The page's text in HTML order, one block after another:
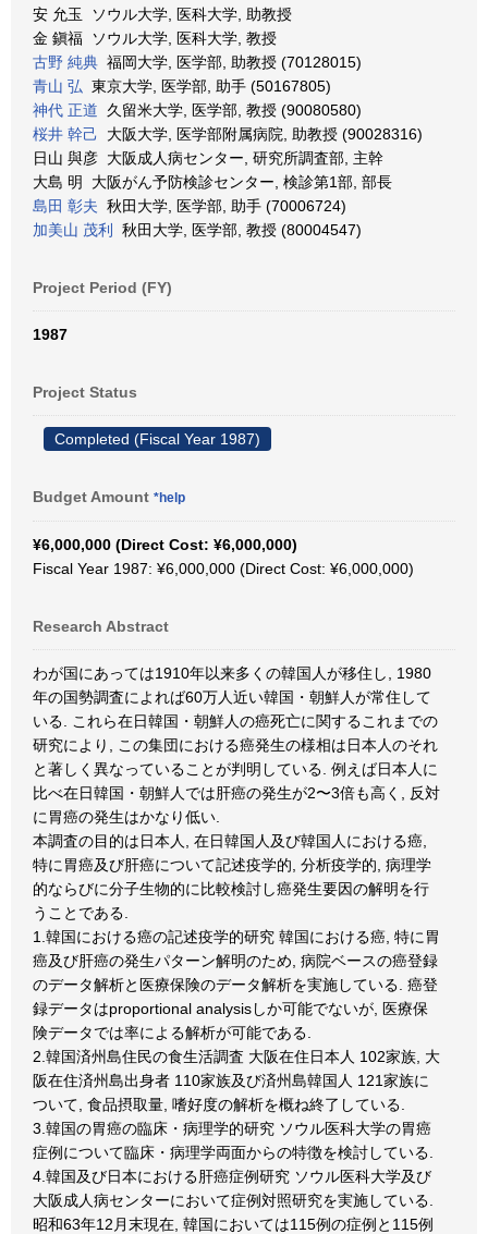
安 允玉 ソウル大学, 医科大学, 助教授
金 鎭福 ソウル大学, 医科大学, 教授
古野 純典 福岡大学, 医学部, 助教授 (70128015)
青山 弘 東京大学, 医学部, 助手 (50167805)
神代 正道 久留米大学, 医学部, 教授 (90080580)
桜井 幹己 大阪大学, 医学部附属病院, 助教授 (90028316)
日山 與彦 大阪成人病センター, 研究所調査部, 主幹
大島 明 大阪がん予防検診センター, 検診第1部, 部長
島田 彰夫 秋田大学, 医学部, 助手 (70006724)
加美山 茂利
秋田大学, 医学部, 教授 (80004547)
Project Period (FY)
1987
Project Status
Completed (Fiscal Year 1987)
Budget Amount *help
¥6,000,000 (Direct Cost: ¥6,000,000)
Fiscal Year 1987: ¥6,000,000 (Direct Cost: ¥6,000,000)
Research Abstract
わが国にあっては1910年以来多くの韓国人が移住し, 1980
年の国勢調査によれば60万人近い韓国・朝鮮人が常住して
いる. これら在日韓国・朝鮮人の癌死亡に関するこれまでの
研究により, この集団における癌発生の様相は日本人のそれ
と著しく異なっていることが判明している. 例えば日本人に
比べ在日韓国・朝鮮人では肝癌の発生が2〜3倍も高く, 反対
に胃癌の発生はかなり低い.
本調査の目的は日本人, 在日韓国人及び韓国人における癌,
特に胃癌及び肝癌について記述疫学的, 分析疫学的, 病理学
的ならびに分子生物的に比較検討し癌発生要因の解明を行
うことである.
1.韓国における癌の記述疫学的研究 韓国における癌, 特に胃
癌及び肝癌の発生パターン解明のため, 病院ベースの癌登録
のデータ解析と医療保険のデータ解析を実施している. 癌登
録データはproportional analysisしか可能でないが, 医療保
険データでは率による解析が可能である.
2.韓国済州島住民の食生活調査 大阪在住日本人 102家族, 大
阪在住済州島出身者 110家族及び済州島韓国人 121家族に
ついて, 食品摂取量, 嗜好度の解析を概ね終了している.
3.韓国の胃癌の臨床・病理学的研究 ソウル医科大学の胃癌
症例について臨床・病理学両面からの特徴を検討している.
4.韓国及び日本における肝癌症例研究 ソウル医科大学及び
大阪成人病センターにおいて症例対照研究を実施している.
昭和63年12月末現在, 韓国においては115例の症例と115例